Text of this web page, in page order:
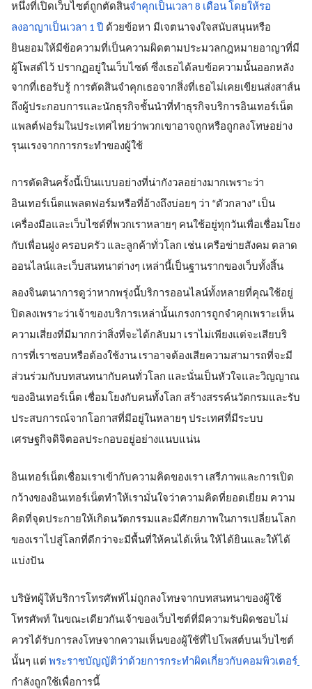
หนึ่งที่เปิดเว็บไซต์ถูกตัดสินจำคุกเป็นเวลา 8 เดือน โดยให้รอ
ลงอาญาเป็นเวลา 1 ปี ด้วยข้อหา มีเจตนาจงใจสนับสนุนหรือ
ยินยอมให้มีข้อความที่เป็นความผิดตามประมวลกฎหมายอาญาที่มี
ผู้โพสต์ไว้ ปรากฏอยู่ในเว็บไซต์ ซึ่งเธอได้ลบข้อความนั้นออกหลัง
จากที่เธอรับรู้ การตัดสินจำคุกเธอจากสิ่งที่เธอไม่เคยเขียนส่งสาส์น
ถึงผู้ประกอบการและนักธุรกิจชั้นนำที่ทำธุรกิจบริการอินเทอร์เน็ต
แพลต์ฟอร์มในประเทศไทยว่าพวกเขาอาจถูกหรือถูกลงโทษอย่าง
รุนแรงจากการกระทำของผู้ใช้
การตัดสินครั้งนี้เป็นแบบอย่างที่น่ากังวลอย่างมากเพราะว่า
อินเทอร์เน็ตแพลตฟอร์มหรือที่อ้างถึงบ่อยๆ ว่า “ตัวกลาง” เป็น
เครื่องมือและเว็บไซต์ที่พวกเราหลายๆ คนใช้อยู่ทุกวันเพื่อเชื่อมโยง
กับเพื่อนฝูง ครอบครัว และลูกค้าทั่วโลก เช่น เครือข่ายสังคม ตลาด
ออนไลน์และเว็บสนทนาต่างๆ เหล่านี้เป็นฐานรากของเว็บทั้งสิ้น
ลองจินตนาการดูว่าหากพรุ่งนี้บริการออนไลน์ทั้งหลายที่คุณใช้อยู่
ปิดลงเพราะว่าเจ้าของบริการเหล่านั้นเกรงการถูกจำคุกเพราะเห็น
ความเสี่ยงที่มีมากกว่าสิ่งที่จะได้กลับมา เราไม่เพียงแต่จะเสียบริ
การที่เราชอบหรือต้องใช้งาน เราอาจต้องเสียความสามารถที่จะมี
ส่วนร่วมกับบทสนทนากับคนทั่วโลก และนั่นเป็นหัวใจและวิญญาณ
ของอินเทอร์เน็ต เชื่อมโยงกับคนทั้งโลก สร้างสรรค์นวัตกรมและรับ
ประสบการณ์จากโอกาสที่มีอยู่ในหลายๆ ประเทศที่มีระบบ
เศรษฐกิจดิจิตอลประกอบอยู่อย่างแนบแน่น
อินเทอร์เน็ตเชื่อมเราเข้ากับความคิดของเรา เสรีภาพและการเปิด
กว้างของอินเทอร์เน็ตทำให้เรามั่นใจว่าความคิดที่ยอดเยี่ยม ความ
คิดที่จุดประกายให้เกิดนวัตกรรมและมีศักยภาพในการเปลี่ยนโลก
ของเราไปสู่โลกที่ดีกว่าจะมีพื้นที่ให้คนได้เห็น ให้ได้ยินและให้ได้
แบ่งปัน
บริษัทผู้ให้บริการโทรศัพท์ไม่ถูกลงโทษจากบทสนทนาของผู้ใช้
โทรศัพท์ ในขณะเดียวกันเจ้าของเว็บไซต์ที่มีความรับผิดชอบไม่
ควรได้รับการลงโทษจากความเห็นของผู้ใช้ที่ไปโพสต์บนเว็บไซต์
นั้นๆ แต่ พระราชบัญญัติว่าด้วยการกระทำผิดเกี่ยวกับคอมพิวเตอร์
กำลังถูกใช้เพื่อการนี้